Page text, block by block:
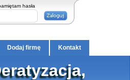
hasła
Dodaj firmę Kontakt